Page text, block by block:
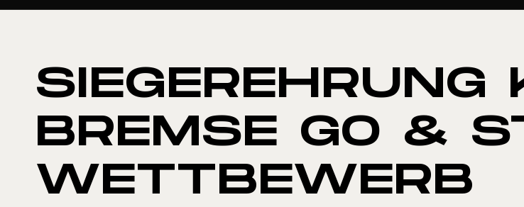
SIEGEREHRUNG
BREMSE GO &
WETTBEWERB